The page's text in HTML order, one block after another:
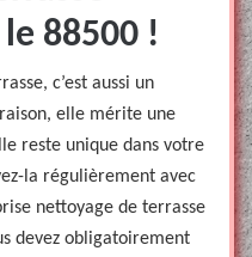
88500 !
c’est aussi un
elle mérite une
reste unique dans votre
la régulièrement avec
nettoyage de terrasse
devez obligatoirement